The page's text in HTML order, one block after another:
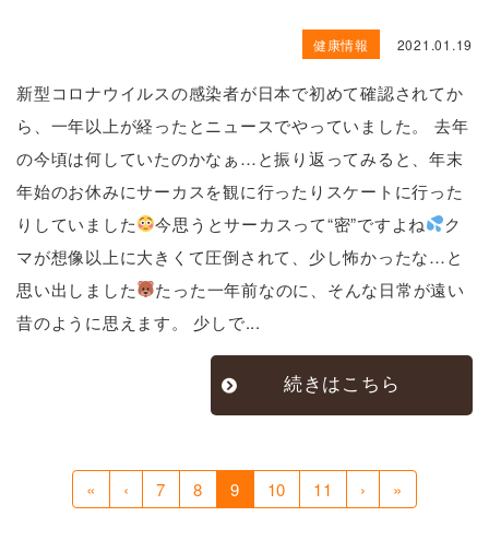
健康情報 2021.01.19
新型コロナウイルスの感染者が日本で初めて確認されてか
ら、一年以上が経ったとニュースでやっていました。 去年
の今頃は何していたのかなぁ…と振り返ってみると、年末
年始のお休みにサーカスを観に行ったりスケートに行った
りしていました
今思うとサーカスって“密”ですよね
ク
マが想像以上に大きくて圧倒されて、少し怖かったな…と
思い出しました
たった一年前なのに、そんな日常が遠い
昔のように思えます。 少しで...
続きはこちら
« ‹ 7 8 9 10 11 › »